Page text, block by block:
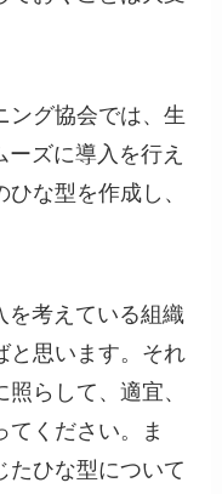
ング協会では、生
ズに導入を行え
な型を作成し、
を考えている組織
と思います。それ
らして、適宜、
てください。ま
たひな型について